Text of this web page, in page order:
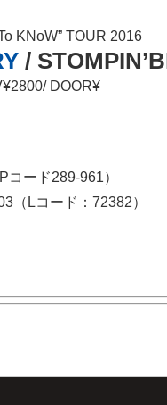
KNoW” TOUR 2016
/
DOOR¥
ード289-961）
（Lコード：72382）